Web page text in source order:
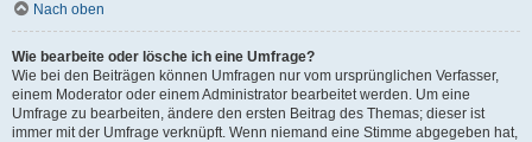
Nach oben
Wie bearbeite oder lösche ich eine Umfrage?
Wie bei den Beiträgen können Umfragen nur vom ursprünglichen Verfasser,
einem Moderator oder einem Administrator bearbeitet werden. Um eine
Umfrage zu bearbeiten, ändere den ersten Beitrag des Themas; dieser ist
immer mit der Umfrage verknüpft. Wenn niemand eine Stimme abgegeben hat,